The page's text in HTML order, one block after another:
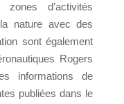
d’activités
nature avec des
sont également
Rogers
informations de
publiées dans le